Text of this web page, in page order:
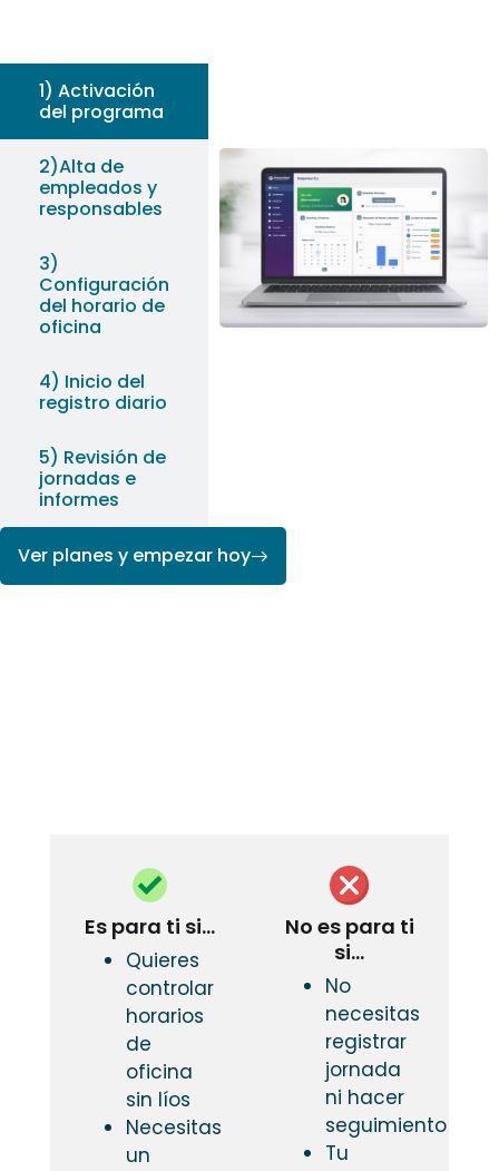
1) Activación
del programa
2)Alta de
empleados y
responsables
3)
Configuración
del horario de
oficina
4) Inicio del
registro diario
5) Revisión de
jornadas e
informes
Ver planes y empezar hoy
Es para ti si…
Quieres
controlar
horarios
de
oficina
sin líos
Necesitas
un
No es para ti
si…
No
necesitas
registrar
jornada
ni hacer
seguimiento
Tu